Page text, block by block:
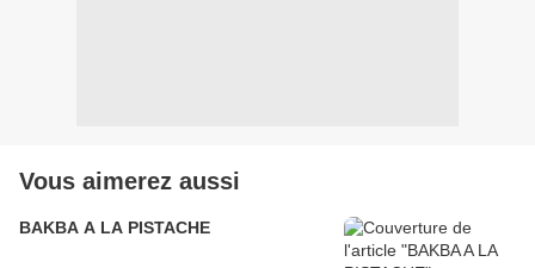
Vous aimerez aussi
BAKBA A LA PISTACHE